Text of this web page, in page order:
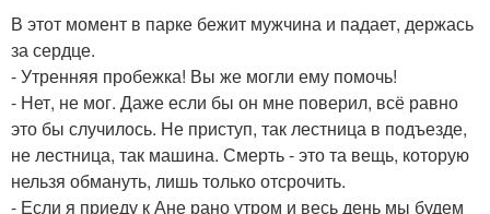
В этот момент в парке бежит мужчина и падает, держась
за сердце.
- Утренняя пробежка! Вы же могли ему помочь!
- Нет, не мог. Даже если бы он мне поверил, всё равно
это бы случилось. Не приступ, так лестница в подъезде,
не лестница, так машина. Смерть - это та вещь, которую
нельзя обмануть, лишь только отсрочить.
- Если я приеду к Ане рано утром и весь день мы будем